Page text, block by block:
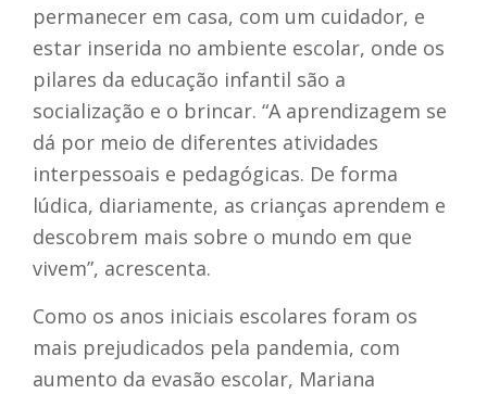
permanecer em casa, com um cuidador, e
estar inserida no ambiente escolar, onde os
pilares da educação infantil são a
socialização e o brincar. “A aprendizagem se
dá por meio de diferentes atividades
interpessoais e pedagógicas. De forma
lúdica, diariamente, as crianças aprendem e
descobrem mais sobre o mundo em que
vivem”, acrescenta.
Como os anos iniciais escolares foram os
mais prejudicados pela pandemia, com
aumento da evasão escolar, Mariana